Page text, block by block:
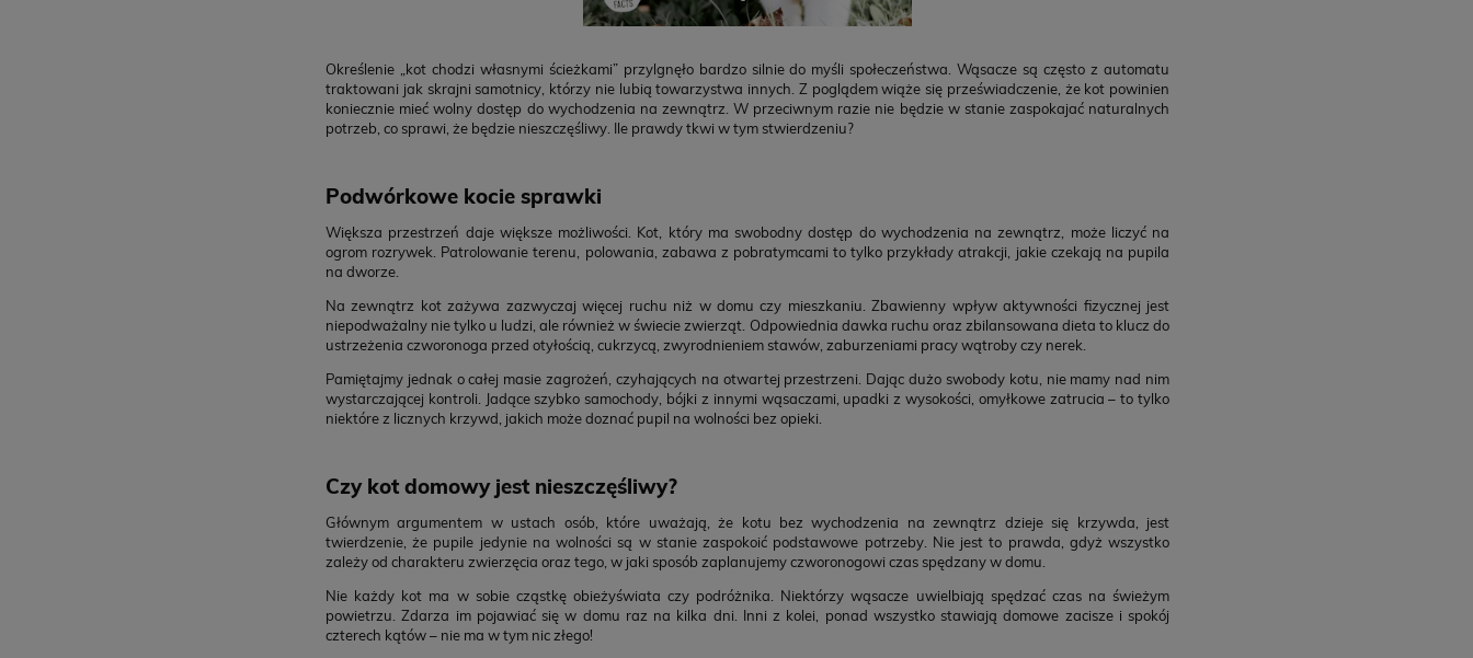
Określenie „kot chodzi własnymi ścieżkami” przylgnęło bardzo silnie do myśli społeczeństwa. Wąsacze są często z automatu
traktowani jak skrajni samotnicy, którzy nie lubią towarzystwa innych. Z poglądem wiąże się przeświadczenie, że kot powinien
koniecznie mieć wolny dostęp do wychodzenia na zewnątrz. W przeciwnym razie nie będzie w stanie zaspokajać naturalnych
potrzeb, co sprawi, że będzie nieszczęśliwy. Ile prawdy tkwi w tym stwierdzeniu?
Podwórkowe kocie sprawki
Większa przestrzeń daje większe możliwości. Kot, który ma swobodny dostęp do wychodzenia na zewnątrz, może liczyć na
ogrom rozrywek. Patrolowanie terenu, polowania, zabawa z pobratymcami to tylko przykłady atrakcji, jakie czekają na pupila
na dworze.
Na zewnątrz kot zażywa zazwyczaj więcej ruchu niż w domu czy mieszkaniu. Zbawienny wpływ aktywności fizycznej jest
niepodważalny nie tylko u ludzi, ale również w świecie zwierząt. Odpowiednia dawka ruchu oraz zbilansowana dieta to klucz do
ustrzeżenia czworonoga przed otyłością, cukrzycą, zwyrodnieniem stawów, zaburzeniami pracy wątroby czy nerek.
Pamiętajmy jednak o całej masie zagrożeń, czyhających na otwartej przestrzeni. Dając dużo swobody kotu, nie mamy nad nim
wystarczającej kontroli. Jadące szybko samochody, bójki z innymi wąsaczami, upadki z wysokości, omyłkowe zatrucia – to tylko
niektóre z licznych krzywd, jakich może doznać pupil na wolności bez opieki.
Czy kot domowy jest nieszczęśliwy?
Głównym argumentem w ustach osób, które uważają, że kotu bez wychodzenia na zewnątrz dzieje się krzywda, jest
twierdzenie, że pupile jedynie na wolności są w stanie zaspokoić podstawowe potrzeby. Nie jest to prawda, gdyż wszystko
zależy od charakteru zwierzęcia oraz tego, w jaki sposób zaplanujemy czworonogowi czas spędzany w domu.
Nie każdy kot ma w sobie cząstkę obieżyświata czy podróżnika. Niektórzy wąsacze uwielbiają spędzać czas na świeżym
powietrzu. Zdarza im pojawiać się w domu raz na kilka dni. Inni z kolei, ponad wszystko stawiają domowe zacisze i spokój
czterech kątów – nie ma w tym nic złego!